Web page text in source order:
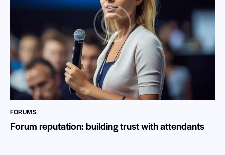
FORUMS
Forum reputation: building trust with attendants